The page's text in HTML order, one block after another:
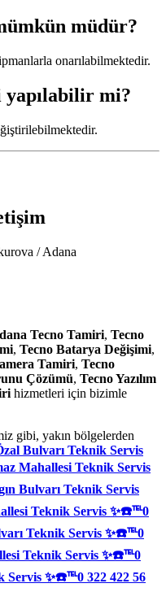
müdür?
onarılabilmektedir.
yapılabilir mi?
/ Adana
Tecno Tamiri, Tecno
, Tecno Batarya Değişimi,
Tamiri, Tecno
Çözümü, Tecno Yazılım
hizmetleri için bizimle
gibi, yakın bölgelerden
Bulvarı Teknik Servis
Mahallesi Teknik Servis
Bulvarı Teknik Servis
Teknik Servis ✨☎️℡0
Teknik Servis ✨☎️℡0
Teknik Servis ✨☎️℡0
Servis ✨☎️℡0 322 422 56